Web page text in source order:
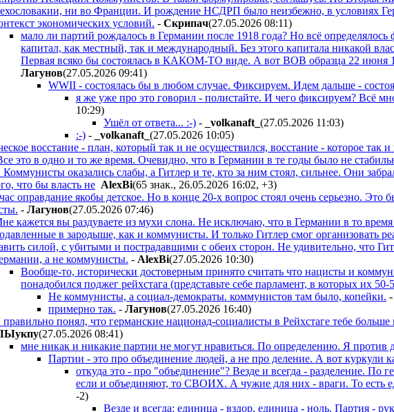
ни во Франции. И рождение НСДРП было неизбежно, в условиях
экономических условий. - Cкpипaч(27.05.2026 08:11)
мало ли партий рождалось в Германии после 1918 года? Но всё
капитал, как местный, так и международный. Без этого капитала никакой
Первая всяко бы состоялась в КАКОМ-ТО виде. А вот ВОВ образца 22 июня
Лaгyнoв(27.05.2026 09:41)
WWII - состоялась бы в любом случае. Фиксируем. Идем дальше -
я же уже про это говорил - полистайте. И чего фиксируем? Всё
10:29)
Ушёл от ответа... :-) - _volkanaft_ (27.05.2026 11:03)
:-) - _volkanaft_ (27.05.2026 10:05)
восстание - план, который так и не осуществился, восстание - которое так
это в одно и то же время. Очевидно, что в Германии в те годы было не
оказались слабы, а Гитлер и те, кто за ним стоял, сильнее. Они
что бы власть не AlexBi(65 знак., 26.05.2026 16:02, +3)
оправдание якобы детское. Но в конце 20-х вопрос стоял очень серьезно.
- Лaгyнoв(27.05.2026 07:46)
кажется вы раздуваете из мухи слона. Не исключаю, что в Германии в то
в зародыше, как и коммунисты. И только Гитлер смог организовать
силой, с убитыми и пострадавшими с обеих сторон. Не удивительно, что
а не коммунисты. - AlexBi(27.05.2026 10:30)
Вообще-то, исторически достоверным принято считать что нацисты и
понадобился поджег рейхстага (представьте себе парламент, в которых их 50-
Не коммунисты, а социал-демократы. коммунистов там было, копейки. -
примерно так. - Лaгyнoв(27.05.2026 16:40)
правильно понял, что германские национад-социалисты в Рейхстаге тебе
(27.05.2026 08:41)
мне никак и никакие партии не могут нравиться. По определению. Я против
Партии - это про объединение людей, а не про деление. А вот куркули
откуда это - про "объединение"? Везде и всегда - разделение. По
если и объединяют, то СВОИХ. А чужие для них - враги. То есть
-2)
Везде и всегда: единица - вздор, единица - ноль. Партия -